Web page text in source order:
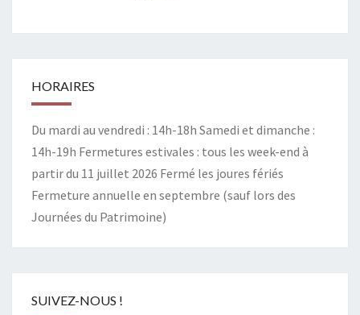
HORAIRES
Du mardi au vendredi : 14h-18h Samedi et dimanche :
14h-19h Fermetures estivales : tous les week-end à
partir du 11 juillet 2026 Fermé les joures fériés
Fermeture annuelle en septembre (sauf lors des
Journées du Patrimoine)
SUIVEZ-NOUS !